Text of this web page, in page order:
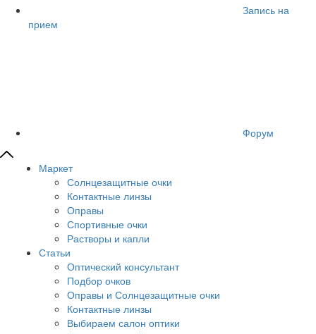
Запись на
прием
Форум
Маркет
Солнцезащитные очки
Контактные линзы
Оправы
Спортивные очки
Растворы и капли
Статьи
Оптический консультант
Подбор очков
Оправы и Солнцезащитные очки
Контактные линзы
Выбираем салон оптики